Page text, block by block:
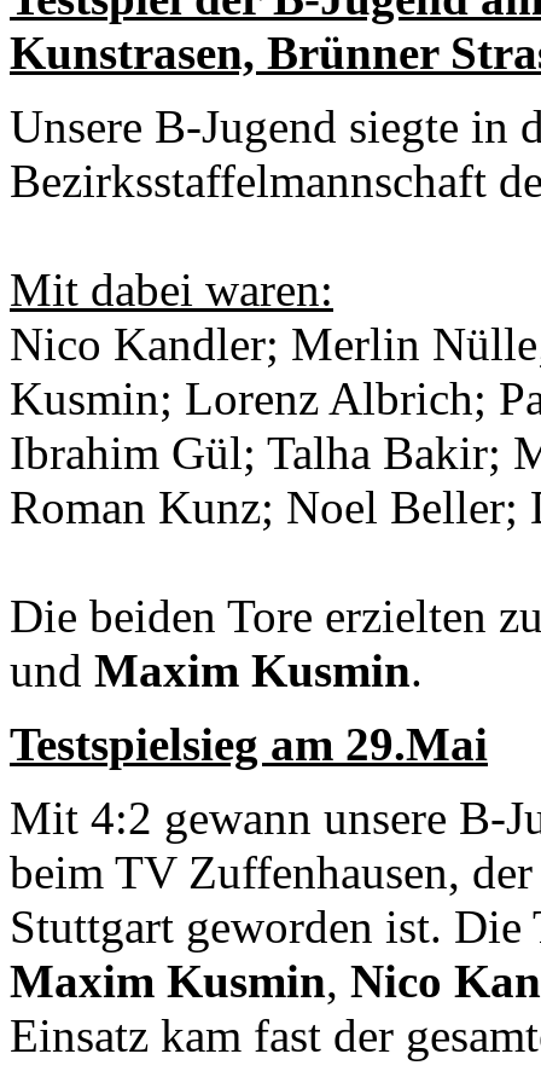
Kunstrasen, Brünner
Unsere B-Jugend siegte in
Bezirksstaffelmannschaft
Mit dabei waren:
Nico Kandler; Merlin
Kusmin; Lorenz Albrich;
Ibrahim Gül; Talha Bakir;
Roman Kunz; Noel Beller;
Die beiden Tore erzielten
und Maxim Kusmin.
Testspielsieg am 29.Mai
Mit 4:2 gewann unsere B-
beim TV Zuffenhausen,
Stuttgart geworden ist.
Maxim Kusmin, Nico
Einsatz kam fast der